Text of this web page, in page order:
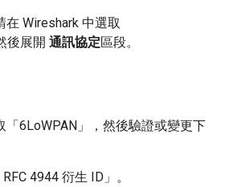
Wireshark 中選取
後展開 通訊協定區段。
6LoWPAN」
，然後驗證或變更下
4944 衍生 ID」。